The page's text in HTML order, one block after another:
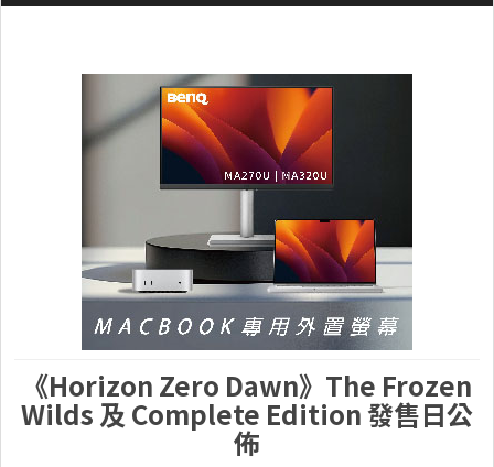
《Horizon Zero Dawn》The Frozen
Wilds 及 Complete Edition 發售日公
佈